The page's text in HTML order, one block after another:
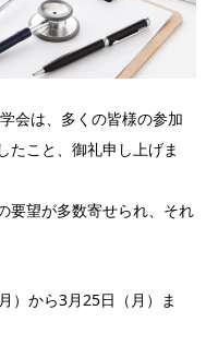
会は、多くの皆様の参加
たこと、御礼申し上げま
要望が多数寄せられ、それ
）から3月25日（月）ま